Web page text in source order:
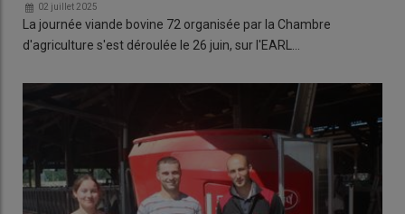
02 juillet 2025
La journée viande bovine 72 organisée par la Chambre
d'agriculture s'est déroulée le 26 juin, sur l'EARL…